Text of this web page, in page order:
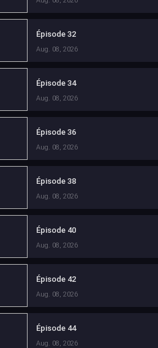
Épisode 32
Aug. 08, 2026
Épisode 34
Aug. 08, 2026
Épisode 36
Aug. 08, 2026
Épisode 38
Aug. 08, 2026
Épisode 40
Aug. 08, 2026
Épisode 42
Aug. 08, 2026
Épisode 44
Aug. 08, 2026